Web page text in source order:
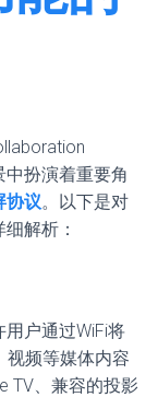
扮演着重要角
协议。以下是对
细解析：
户通过WiFi将
视频等媒体内容
TV、兼容的投影